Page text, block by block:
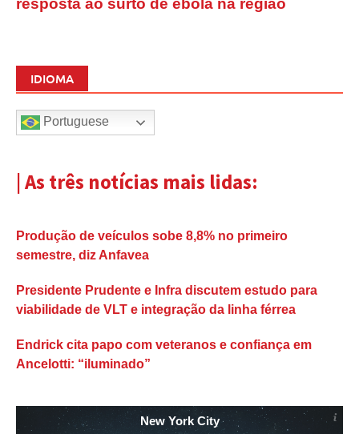
resposta ao surto de ebola na região
IDIOMA
Portuguese
| As três notícias mais lidas:
Produção de veículos sobe 8,8% no primeiro
semestre, diz Anfavea
Presidente Prudente e Infra discutem estudo para
viabilidade de VLT e integração da linha férrea
Endrick cita papo com veteranos e confiança em
Ancelotti: “iluminado”
New York City